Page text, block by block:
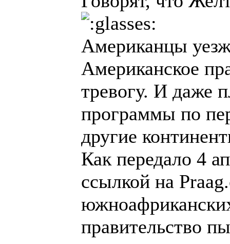
Американцы
Американское
тревогу. И даже
программы по
другие
Как передало 4
ссылкой на
правительство